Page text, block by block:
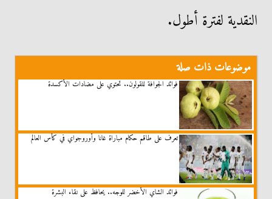
النقدية لفترة أطول.
موضوعات ذات صلة
فوائد الجوافة للقولون.. تحتوي على مضادات الأكسدة
تعرف على طاقم حكام مباراة غانا وأوروجواي في كأس العالم
فوائد الشاي الأخضر للوجه.. يحافظ على نقاء البشرة